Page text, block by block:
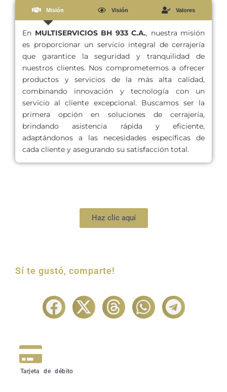
Misión Visión Valores
En MULTISERVICIOS BH 933 C.A., nuestra misión
es proporcionar un servicio integral de cerrajería
que garantice la seguridad y tranquilidad de
nuestros clientes. Nos comprometemos a ofrecer
productos y servicios de la más alta calidad,
combinando innovación y tecnología con un
servicio al cliente excepcional. Buscamos ser la
primera opción en soluciones de cerrajería,
brindando asistencia rápida y eficiente,
adaptándonos a las necesidades específicas de
cada cliente y asegurando su satisfacción total.
Haz clic aquí
Sí te gustó, comparte!
Tarjeta de débito